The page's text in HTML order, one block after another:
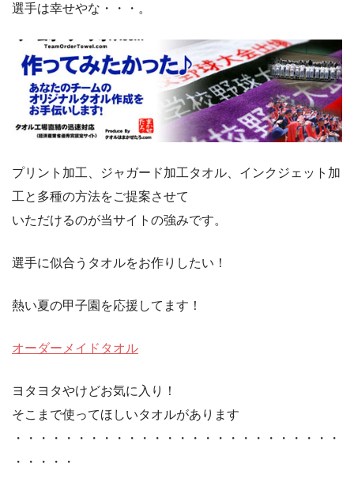
選手は幸せやな・・・。
プリント加工、ジャガード加工タオル、インクジェット加
工と多種の方法をご提案させて
いただけるのが当サイトの強みです。
選手に似合うタオルをお作りしたい！
熱い夏の甲子園を応援してます！
オーダーメイドタオル
ヨタヨタやけどお気に入り！
そこまで使ってほしいタオルがあります
・・・・・・・・・・・・・・・・・・・・・・・・・・
・・・・・